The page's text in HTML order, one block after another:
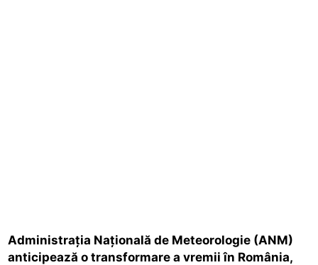
Administrația Națională de Meteorologie (ANM)
anticipează o transformare a vremii în România,